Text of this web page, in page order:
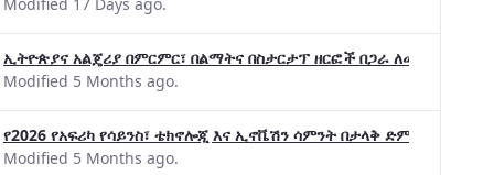
ኢትዮጵያና አልጄሪያ በምርምር፣ በልማትና በስታርታፕ ዘርፎች በጋራ ለመስራት መከሩ፡፡
Modified 5 Months ago.
የ2026 የአፍሪካ የሳይንስ፣ ቴክኖሎጂ እና ኢኖቬሽን ሳምንት በታላቅ ድምቀት
Modified 5 Months ago.